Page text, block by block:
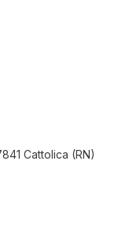
Cattolica (RN)